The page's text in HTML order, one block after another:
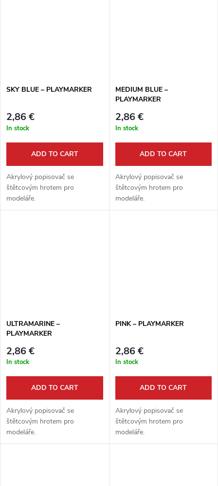
SKY BLUE – PLAYMARKER
2,86 €
In stock
ADD TO CART
Akrylový popisovač se
štětcovým hrotem pro
modeláře.
MEDIUM BLUE –
PLAYMARKER
2,86 €
In stock
ADD TO CART
Akrylový popisovač se
štětcovým hrotem pro
modeláře.
ULTRAMARINE –
PLAYMARKER
2,86 €
In stock
ADD TO CART
Akrylový popisovač se
štětcovým hrotem pro
modeláře.
PINK – PLAYMARKER
2,86 €
In stock
ADD TO CART
Akrylový popisovač se
štětcovým hrotem pro
modeláře.